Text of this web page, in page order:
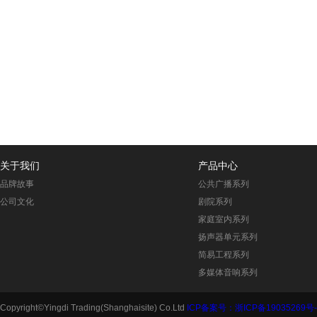
关于我们
品牌故事
公司文化
产品中心
公共广播系列
剧院系列
家庭室内系列
扬声器单元系列
简易工程系列
多媒体音响系列
Copyright©Yingdi Trading(Shanghaisite) Co.Ltd ICP备案号：浙ICP备19035269号